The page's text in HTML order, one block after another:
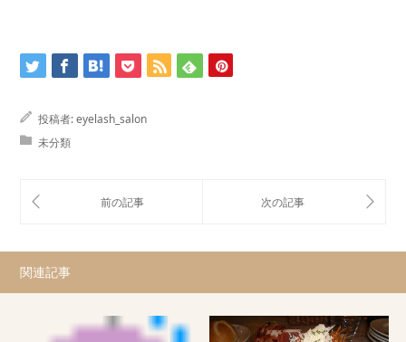
投稿者:eyelash_salon
未分類
関連記事